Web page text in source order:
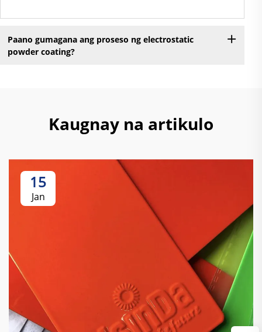
Paano gumagana ang proseso ng electrostatic
powder coating?
Kaugnay na artikulo
15
Jan